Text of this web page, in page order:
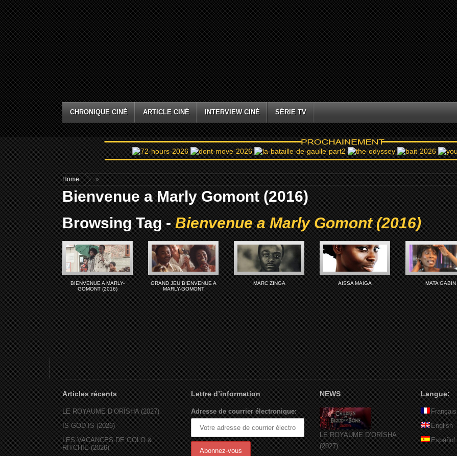
CHRONIQUE CINÉ ARTICLE CINÉ INTERVIEW CINÉ SÉRIE TV
Home »
Bienvenue a Marly Gomont (2016)
Browsing Tag -Bienvenue a Marly Gomont (2016)
BIENVENUE A MARLY-
GOMONT (2016)
GRAND JEU BIENVENUE A
MARLY-GOMONT
MARC ZINGA AISSA MAIGA MATA GABIN
Articles récents
LE ROYAUME D’ORÏSHA (2027)
IS GOD IS (2026)
LES VACANCES DE GOLO &
RITCHIE (2026)
Lettre d’information
Adresse de courrier électronique:
NEWS
LE ROYAUME D’ORÏSHA
(2027)
Langue:
Français
English
Español